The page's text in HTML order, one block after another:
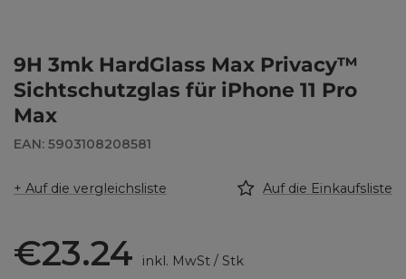
9H 3mk HardGlass Max Privacy™
Sichtschutzglas für iPhone 11 Pro
Max
EAN: 5903108208581
+ Auf die vergleichsliste Auf die Einkaufsliste
€23.24 inkl. MwSt/ Stk